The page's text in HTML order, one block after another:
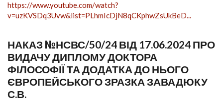
https://www.youtube.com/watch?
v=uzKVSDq3Uvw&list=PLhmIcDjN8qCKphwZsUkBeD...
НАКАЗ №НСВС/50/24 ВІД 17.06.2024 ПРО
ВИДАЧУ ДИПЛОМУ ДОКТОРА
ФІЛОСОФІЇ ТА ДОДАТКА ДО НЬОГО
ЄВРОПЕЙСЬКОГО ЗРАЗКА ЗАВАДЮКУ
С.В.